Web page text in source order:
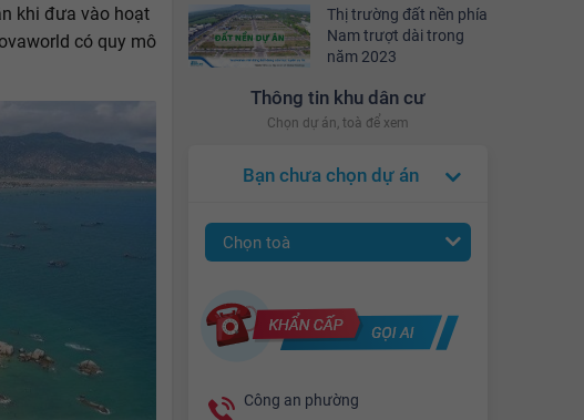
Thị trường đất nền phía
Nam trượt dài trong
năm 2023
Thông tin khu dân cư
Chọn dự án, toà để xem
Bạn chưa chọn dự án
Chọn toà
Công an phường
khi đưa vào hoạt
có quy mô